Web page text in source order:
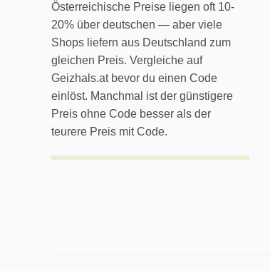
Österreichische Preise liegen oft 10-
20% über deutschen — aber viele
Shops liefern aus Deutschland zum
gleichen Preis. Vergleiche auf
Geizhals.at bevor du einen Code
einlöst. Manchmal ist der günstigere
Preis ohne Code besser als der
teurere Preis mit Code.